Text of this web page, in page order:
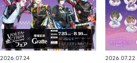
2026.07.24 2026.07.22